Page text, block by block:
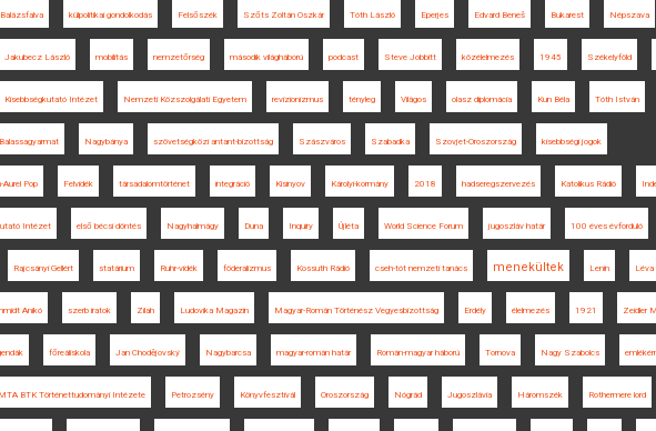
Balázsfalva külpolitikai gondolkodás Felsőszék Szőts Zoltán Oszkár Tóth László Eperjes Edvard Beneš Bukarest Népszava
Jakubecz László mobilitás nemzetőrség második világháború podcast Steve Jobbitt közélelmezés 1945 Székelyföld
Kisebbségkutató Intézet Nemzeti Közszolgálati Egyetem revizionizmus tényleg Világos olasz diplomácia Kun Béla Tóth István
Balassagyarmat Nagybánya szövetségközi antant-bizottság Szászváros Szabadka Szovjet-Oroszország kisebbségi jogok
Aurel Pop Felvidék társadalomtörténet integráció Kisinyov Károlyi-kormány 2018 hadseregszervezés Katolikus Rádió
Intézet első bécsi döntés Nagyhalmágy Duna Inquiry Újléta World Science Forum jugoszláv határ 100 éves évforduló
Rajcsányi Gellért statárium Ruhr-vidék föderalizmus Kossuth Rádió cseh-tót nemzeti tanács menekültek Lenin Léva
Anikó szerb iratok Zilah Ludovika Magazin Magyar-Román Történész Vegyesbizottság Erdély élelmezés 1921 Zeidler
főreáliskola Jan Chodějovský Nagybarcsa magyar-román határ Román-magyar háború Tornova Nagy Szabolcs
MTA BTK Történettudományi Intézete Petrozsény Könyvfesztivál Oroszország Nógrád Jugoszlávia Háromszék Rothermere lord